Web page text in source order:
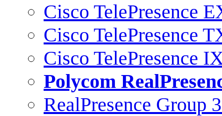
Cisco TelePresence
Cisco TelePresence
Cisco TelePresence
Polycom
RealPresence Group